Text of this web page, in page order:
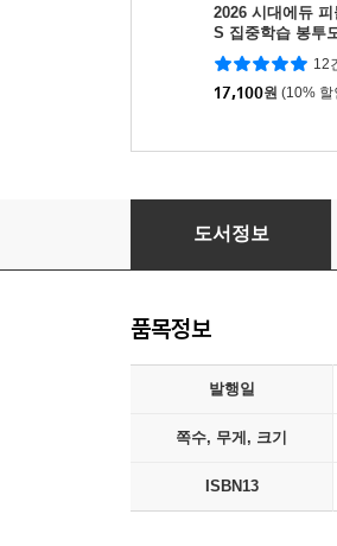
2026 시대에듀 피
S 집중학습 봉투
7회분
12
17,100원 (10% 할
시대에듀 한국중부발전
도서정보
품목정보
발행일
쪽수, 무게, 크기
ISBN13